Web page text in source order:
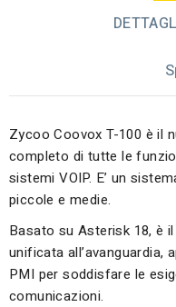
Zycoo Coovox T-100 è il
completo di tutte le
sistemi VOIP. E’ un
piccole e medie.
Basato su Asterisk 18, è
unificata all’avanguardia,
PMI per soddisfare le
comunicazioni.